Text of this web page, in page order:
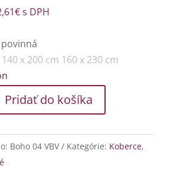
€Price
107,12€
through
s DPH
140 x 200 cm 160 x 230 cm
Pridať do košíka
Boho 04 VBV Kategórie: Koberce,